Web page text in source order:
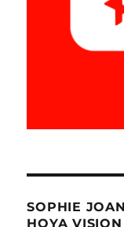
SOPHIE
HOYA VISION